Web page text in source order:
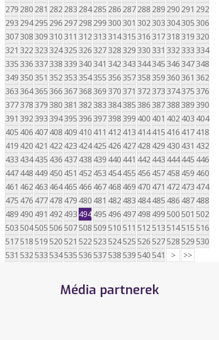
279 280 281 282 283 284285 286 287288 289 290 291 292
293 294295 296 297298 299300301 302303304305306
307308309310311 312313314315316317318319320
321 322323324325326327328329330331 332333334
335336337338339340341 342343344345346347348
349350351 352353354355356357358359360361 362
363364365366367368369370371 372373374375376
377378379380381 382383384385386387388389390
391 392393394395396397398399 400 401 402 403 404
405 406 407408 409 410 411 412 413 414415 416 417418
419 420 421 422 423 424425 426 427428 429 430 431 432
433 434435 436 437438 439 440 441 442 443 444445 446
447448 449 450 451 452 453 454455 456 457458 459 460
461 462 463 464465 466 467468 469 470 471 472 473 474
475 476 477478 479 480 481 482 483 484485 486 487488
489 490 491 492 493 494495 496 497498 499500501 502
503504505506507508509510511 512513514515516
517518519520521 522523524525526527528529530
531 532533534535536537538539540541 > >>
Média partnerek